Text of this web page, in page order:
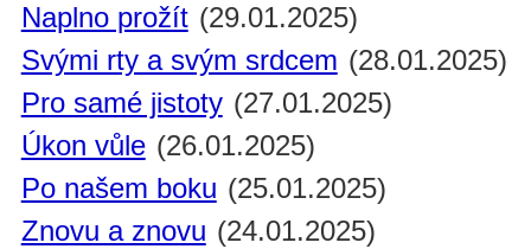
Naplno prožít (29.01.2025)
Svými rty a svým srdcem (28.01.2025)
Pro samé jistoty (27.01.2025)
Úkon vůle (26.01.2025)
Po našem boku (25.01.2025)
Znovu a znovu (24.01.2025)